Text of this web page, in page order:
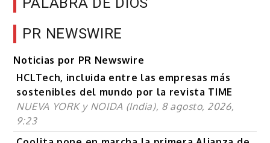
PR NEWSWIRE
Noticias por PR Newswire
HCLTech, incluida entre las empresas más
sostenibles del mundo por la revista TIME
NUEVA YORK y NOIDA (India), 8 agosto, 2026,
9:23